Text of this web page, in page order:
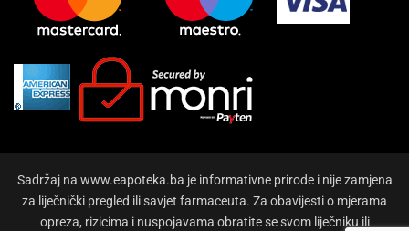
Sadržaj na www.eapoteka.ba je informativne prirode i nije zamjena
za liječnički pregled ili savjet farmaceuta. Za obavijesti o mjerama
opreza, rizicima i nuspojavama obratite se svom liječniku ili